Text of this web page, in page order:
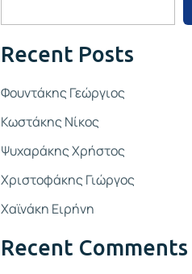
Recent Posts
Φουντάκης Γεώργιος
Κωστάκης Νίκος
Ψυχαράκης Χρήστος
Χριστοφάκης Γιώργος
Χαϊνάκη Ειρήνη
Recent Comments